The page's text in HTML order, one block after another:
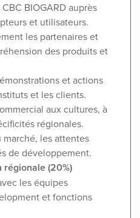
BIOGARD auprès
et utilisateurs.
les partenaires et
des produits et
et actions
et les clients.
aux cultures, à
régionales.
les attentes
de développement.
(20%)
les équipes
et fonctions